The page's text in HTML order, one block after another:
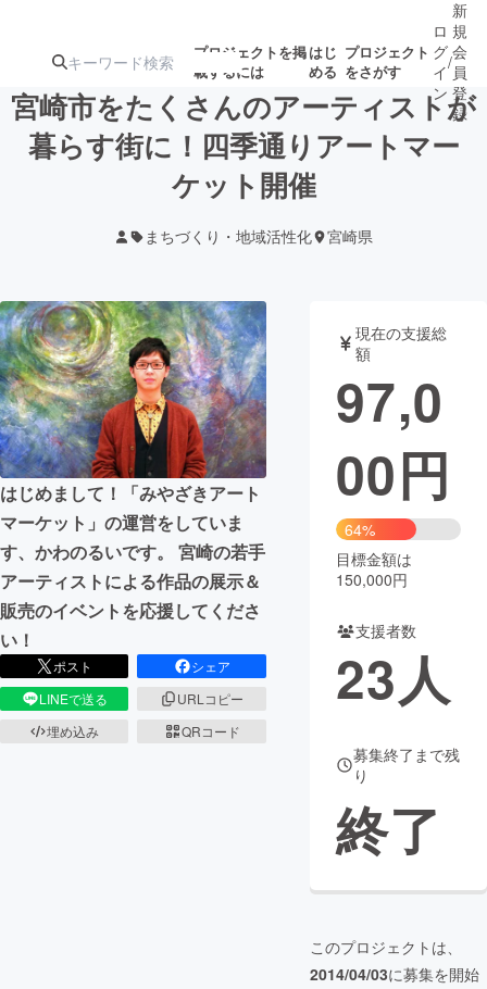
プロジェクトを掲
載するには
はじ
める
プロジェクト
をさがす
注目の新着プロ 募集終了が近いプ
テクノロジー・ガジェット
映像・映画 書籍・雑誌
ビジネス・起業 チャレンジ
まちづくり・地域活性化
CAMPFIRE for Social Good
CAMPFIRE Creation
CAMPFIREふるさと納税 machi-ya コミュニティ
ロ
グ
イ
ン
/
新
規
会
員
登
録
宮崎市をたくさんのアーティストが
暮らす街に！四季通りアートマー
ケット開催
まちづくり・地域活性化 宮崎県
はじめまして！「みやざきアート
マーケット」の運営をしていま
す、かわのるいです。 宮崎の若手
アーティストによる作品の展示＆
販売のイベントを応援してくださ
い！
ポスト
シェア
LINEで送る
URLコピー
埋め込み
QRコード
現在の支援総
額
97,0
00円
64%
目標金額は
150,000円
支援者数
23人
募集終了まで残
り
終了
このプロジェクトは、
2014/04/03に募集を開始